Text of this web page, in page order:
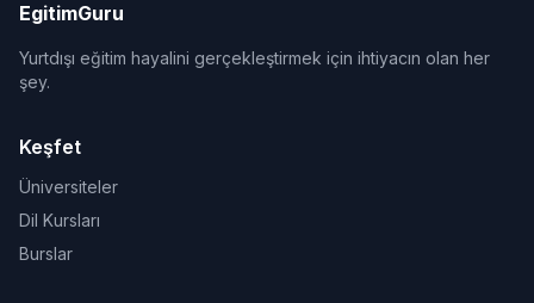
EgitimGuru
Yurtdışı eğitim hayalini gerçekleştirmek için ihtiyacın olan her
şey.
Keşfet
Üniversiteler
Dil Kursları
Burslar